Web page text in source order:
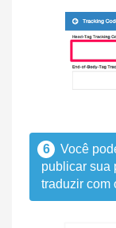
6
Você
publicar sua
traduzir com